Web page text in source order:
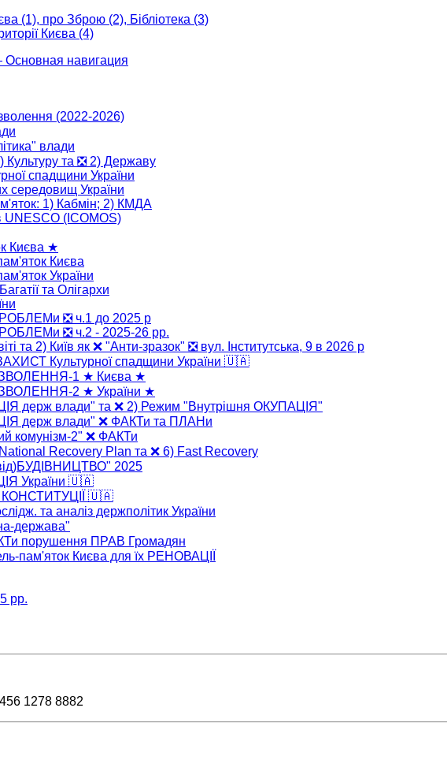
(1), про Зброю (2), Бібліотека (3)
Києва (4)
навигация
(2022-2026)
влади
та ❎ 2) Державу
спадщини України
середовищ України
1) Кабмін; 2) КМДА
UNESCO (ICOMOS)
Києва ★
Києва
України
та Олігархи
❎ ч.1 до 2025 р
❎ ч.2 - 2025-26 рр.
та 2) Київ як ❌ "Анти-зразок" ❎ вул. Інститутська, 9 в 2026 р
Культурної спадщини України 🇺🇦
1 ★ Києва ★
2 ★ України ★
держ влади" та ❌ 2) Режим "Внутрішня ОКУПАЦІЯ"
держ влади" ❌ ФАКТи та ПЛАНи
комунізм-2" ❌ ФАКТи
Recovery Plan та ❌ 6) Fast Recovery
2025
України 🇺🇦
🇺🇦
та аналіз держполітик України
держава"
порушення ПРАВ Громадян
Києва для їх РЕНОВАЦІЇ
рр.
1278 8882